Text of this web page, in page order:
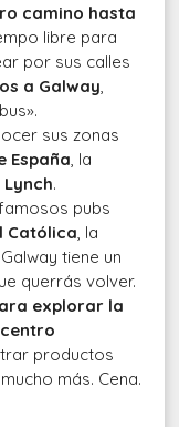
camino hasta
libre para
por sus calles
a Galway,
sus zonas
España, la
.
pubs
Católica, la
tiene un
querrás volver.
explorar la
productos
más. Cena.